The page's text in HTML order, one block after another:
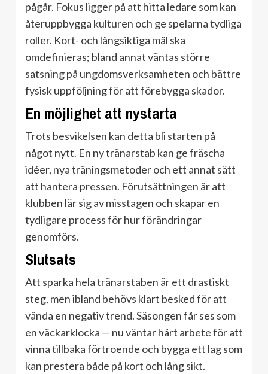
pågår. Fokus ligger på att hitta ledare som kan
återuppbygga kulturen och ge spelarna tydliga
roller. Kort- och långsiktiga mål ska
omdefinieras; bland annat väntas större
satsning på ungdomsverksamheten och bättre
fysisk uppföljning för att förebygga skador.
En möjlighet att nystarta
Trots besvikelsen kan detta bli starten på
något nytt. En ny tränarstab kan ge fräscha
idéer, nya träningsmetoder och ett annat sätt
att hantera pressen. Förutsättningen är att
klubben lär sig av misstagen och skapar en
tydligare process för hur förändringar
genomförs.
Slutsats
Att sparka hela tränarstaben är ett drastiskt
steg, men ibland behövs klart besked för att
vända en negativ trend. Säsongen får ses som
en väckarklocka — nu väntar hårt arbete för att
vinna tillbaka förtroende och bygga ett lag som
kan prestera både på kort och lång sikt.